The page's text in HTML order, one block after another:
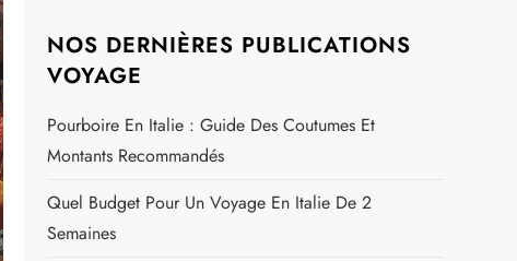
NOS DERNIÈRES PUBLICATIONS
VOYAGE
Pourboire En Italie : Guide Des Coutumes Et
Montants Recommandés
Quel Budget Pour Un Voyage En Italie De 2
Semaines